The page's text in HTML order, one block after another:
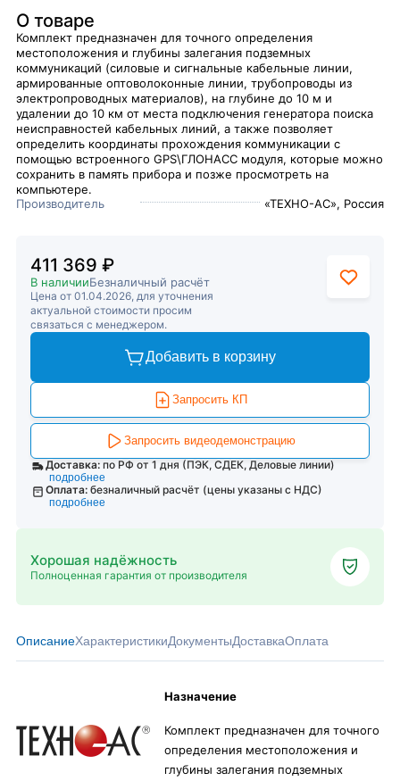
О товаре
Комплект предназначен для точного определения
местоположения и глубины залегания подземных
коммуникаций (силовые и сигнальные кабельные линии,
армированные оптоволоконные линии, трубопроводы из
электропроводных материалов), на глубине до 10 м и
удалении до 10 км от места подключения генератора поиска
неисправностей кабельных линий, а также позволяет
определить координаты прохождения коммуникации с
помощью встроенного GPS\ГЛОНАСС модуля, которые можно
сохранить в память прибора и позже просмотреть на
компьютере.
Производитель
«ТЕХНО-АС», Россия
411 369 ₽
В наличииБезналичный расчёт
Цена от 01.04.2026, для уточнения
актуальной стоимости просим
связаться с менеджером.
Добавить в корзину
Запросить КП
Запросить видеодемонстрацию
Доставка: по РФ от 1 дня (ПЭК, СДЕК, Деловые линии)
подробнее
Оплата: безналичный расчёт (цены указаны с НДС)
подробнее
Хорошая надёжность
Полноценная гарантия от производителя
ОписаниеХарактеристикиДокументыДоставкаОплата
Назначение
Комплект предназначен для точного
определения местоположения и
глубины залегания подземных